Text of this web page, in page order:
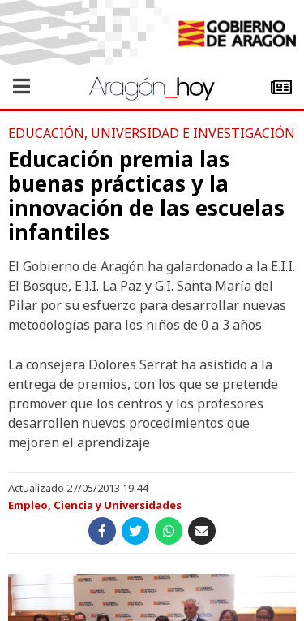
EDUCACIÓN, UNIVERSIDAD E INVESTIGACIÓN
Educación premia las
buenas prácticas y la
innovación de las escuelas
infantiles
El Gobierno de Aragón ha galardonado a la E.I.I.
El Bosque, E.I.I. La Paz y G.I. Santa María del
Pilar por su esfuerzo para desarrollar nuevas
metodologías para los niños de 0 a 3 años
La consejera Dolores Serrat ha asistido a la
entrega de premios, con los que se pretende
promover que los centros y los profesores
desarrollen nuevos procedimientos que
mejoren el aprendizaje
Actualizado 27/05/2013 19:44
Empleo, Ciencia y Universidades